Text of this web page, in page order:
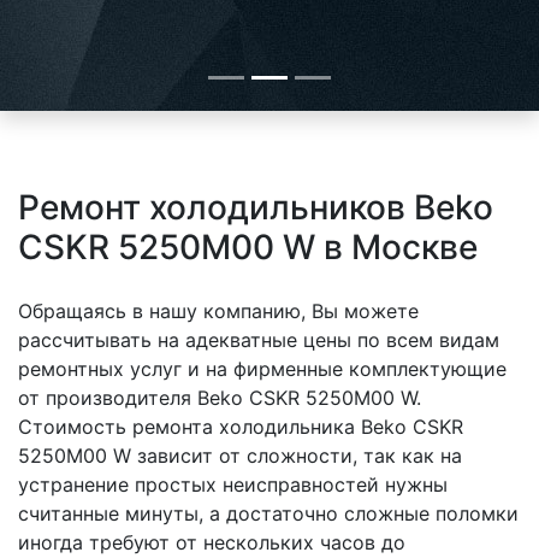
Ремонт холодильников Beko
CSKR 5250M00 W в Москве
Обращаясь в нашу компанию, Вы можете
рассчитывать на адекватные цены по всем видам
ремонтных услуг и на фирменные комплектующие
от производителя Beko CSKR 5250M00 W.
Стоимость ремонта холодильника Beko CSKR
5250M00 W зависит от сложности, так как на
устранение простых неисправностей нужны
считанные минуты, а достаточно сложные поломки
иногда требуют от нескольких часов до